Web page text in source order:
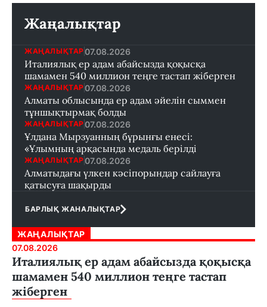
Жаңалықтар
ЖАҢАЛЫҚТАР 07.08.2026
Италиялық ер адам абайсызда қоқысқа
шамамен 540 миллион теңге тастап жіберген
ЖАҢАЛЫҚТАР 07.08.2026
Алматы облысында ер адам әйелін сыммен
тұншықтырмақ болды
ЖАҢАЛЫҚТАР 07.08.2026
Ұлдана Мырзуанның бұрынғы енесі:
«Ұлымның арқасында медаль берілді
ЖАҢАЛЫҚТАР 07.08.2026
Алматыдағы үлкен кәсіпорындар сайлауға
қатысуға шақырды
БАРЛЫҚ ЖАНАЛЫҚТАР
ЖАҢАЛЫҚТАР
07.08.2026
Италиялық ер адам абайсызда қоқысқа
шамамен 540 миллион теңге тастап
жіберген